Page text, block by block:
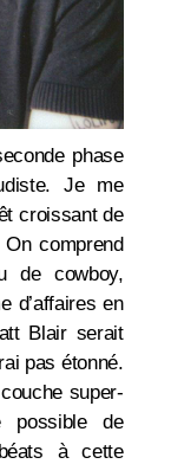
phase
Je me
croissant de
comprend
de cowboy,
d’affaires en
Blair serait
pas étonné.
super-
possible de
à cette